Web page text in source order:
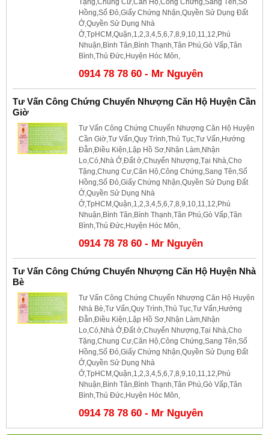
Hồng,Sổ Đỏ,Giấy Chứng Nhận,Quyền Sử Dụng Đất
Ở,Quyền Sử Dụng Nhà
Ở,TpHCM,Quận,1,2,3,4,5,6,7,8,9,10,11,12,Phú
Nhuận,Bình Tân,Bình Thạnh,Tân Phú,Gò Vấp,Tân
Bình,Thủ Đức,Huyện Hóc Môn,
0914 78 78 60 - Mr Nguyên
Tư Vấn Công Chứng Chuyển Nhượng Căn Hộ Huyện Cần
Giờ
Tư Vấn Công Chứng Chuyển Nhượng Căn Hộ Huyện
Cần Giờ,Tư Vấn,Quy Trình,Thủ Tục,Tư Vấn,Hướng
Đẫn,Điều Kiện,Lập Hồ Sơ,Nhận Làm,Nhận
Lo,Có,Nhà Ở,Đất ở,Chuyển Nhượng,Tại Nhà,Cho
Tặng,Chung Cư,Căn Hộ,Công Chứng,Sang Tên,Sổ
Hồng,Sổ Đỏ,Giấy Chứng Nhận,Quyền Sử Dụng Đất
Ở,Quyền Sử Dụng Nhà
Ở,TpHCM,Quận,1,2,3,4,5,6,7,8,9,10,11,12,Phú
Nhuận,Bình Tân,Bình Thạnh,Tân Phú,Gò Vấp,Tân
Bình,Thủ Đức,Huyện Hóc Môn,
0914 78 78 60 - Mr Nguyên
Tư Vấn Công Chứng Chuyển Nhượng Căn Hộ Huyện Nhà
Bè
Tư Vấn Công Chứng Chuyển Nhượng Căn Hộ Huyện
Nhà Bè,Tư Vấn,Quy Trình,Thủ Tục,Tư Vấn,Hướng
Đẫn,Điều Kiện,Lập Hồ Sơ,Nhận Làm,Nhận
Lo,Có,Nhà Ở,Đất ở,Chuyển Nhượng,Tại Nhà,Cho
Tặng,Chung Cư,Căn Hộ,Công Chứng,Sang Tên,Sổ
Hồng,Sổ Đỏ,Giấy Chứng Nhận,Quyền Sử Dụng Đất
Ở,Quyền Sử Dụng Nhà
Ở,TpHCM,Quận,1,2,3,4,5,6,7,8,9,10,11,12,Phú
Nhuận,Bình Tân,Bình Thạnh,Tân Phú,Gò Vấp,Tân
Bình,Thủ Đức,Huyện Hóc Môn,
0914 78 78 60 - Mr Nguyên